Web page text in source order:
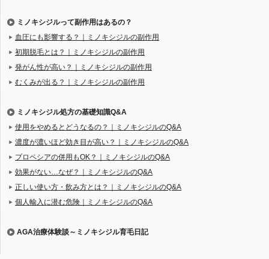
ミノキシジルって副作用はあるの？
血圧にも影響する？｜ミノキシジルの副作用
初期脱毛とは？｜ミノキシジルの副作用
発がん性が高い？｜ミノキシジルの副作用
むくみが出る？｜ミノキシジルの副作用
ミノキシジル処方の基礎知識Q&A
使用をやめるとどうなるの？｜ミノキシジルのQ&A
濃度が濃いほど効き目が高い？｜ミノキシジルのQ&A
プロペシアの併用もOK？｜ミノキシジルのQ&A
効果がない…なぜ？｜ミノキシジルのQ&A
正しい使い方・飲み方とは？｜ミノキシジルのQ&A
個人輸入に潜む危険｜ミノキシジルのQ&A
AGA治療体験談～ミノキシジル育毛日記